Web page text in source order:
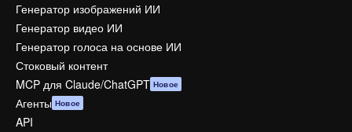
Генератор изображений ИИ
Генератор видео ИИ
Генератор голоса на основе ИИ
Стоковый контент
MCP для Claude/ChatGPT Новое
Агенты Новое
API